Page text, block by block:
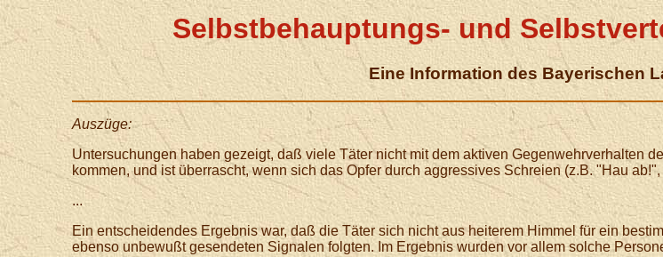
Selbstbehauptungs- und
Eine Information des Bayerischen
Auszüge:
Untersuchungen haben gezeigt, daß viele Täter nicht mit dem aktiven Gegenwehrverhalten
kommen, und ist überrascht, wenn sich das Opfer durch aggressives Schreien (z.B. "Hau
...
Ein entscheidendes Ergebnis war, daß die Täter sich nicht aus heiterem Himmel für ein
ebenso unbewußt gesendeten Signalen folgten. Im Ergebnis wurden vor allem solche